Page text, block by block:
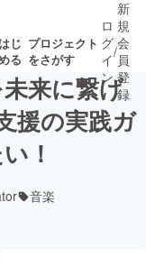
はじ
る
プロジェクト
をさがす
が近いプ
ロ
グ
イ
ン
/
新
規
会
員
登
録
来に繋げ
援の実践ガ
！
音楽